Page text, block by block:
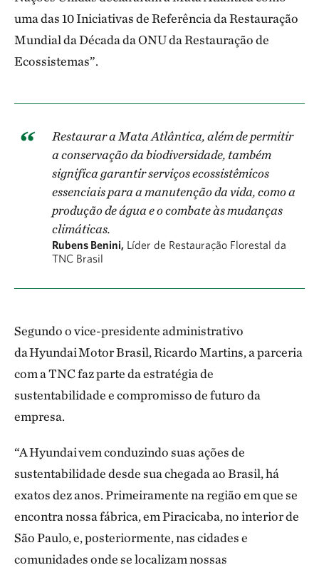
uma das 10 Iniciativas de Referência da Restauração
Mundial da Década da ONU da Restauração de
Ecossistemas”.
Restaurar a Mata Atlântica, além de permitir
a conservação da biodiversidade, também
significa garantir serviços ecossistêmicos
essenciais para a manutenção da vida, como a
produção de água e o combate às mudanças
climáticas.
Rubens Benini, Líder de Restauração Florestal da
TNC Brasil
Segundo o vice-presidente administrativo
da Hyundai Motor Brasil, Ricardo Martins, a parceria
com a TNC faz parte da estratégia de
sustentabilidade e compromisso de futuro da
empresa.
“A Hyundai vem conduzindo suas ações de
sustentabilidade desde sua chegada ao Brasil, há
exatos dez anos. Primeiramente na região em que se
encontra nossa fábrica, em Piracicaba, no interior de
São Paulo, e, posteriormente, nas cidades e
comunidades onde se localizam nossas